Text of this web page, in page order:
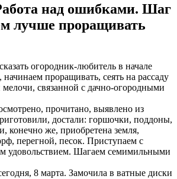
над ошибками. Шаг
лучше проращивать
огородник-любитель в начале
проращивать, сеять на рассаду
мелочи, связанной с дачно-огородными
прочитано, выявлено из
достали: горшочки, поддоны,
конечно же, приобретена земля,
перегной, песок. Приступаем с
удовольствием. Шагаем семимильными
8 марта. Замочила в ватные диски